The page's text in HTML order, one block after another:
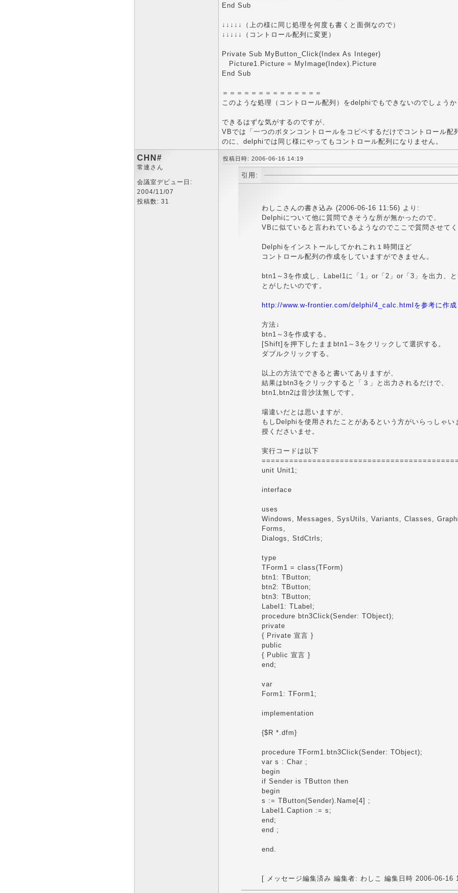
End Sub
↓↓↓↓↓（上の様に同じ処理を何度も書くと面倒なので）
↓↓↓↓↓（コントロール配列に変更）
Private Sub MyButton_Click(Index As Integer)
Picture1.Picture = MyImage(Index).Picture
End Sub
＝＝＝＝＝＝＝＝＝＝＝＝＝＝
このような処理（コントロール配列）をdelphiでもできないのでしょうか
できるはずな気がするのですが、
VBでは「一つのボタンコントロールをコピペするだけでコントロール配
のに、delphiでは同じ様にやってもコントロール配列になりません。
CHN#
常連さん
会議室デビュー日:
2004/11/07
投稿数: 31
投稿日時: 2006-06-16 14:19
引用:
わしこさんの書き込み (2006-06-16 11:56) より:
Delphiについて他に質問できそうな所が無かったので、
VBに似ていると言われているようなのでここで質問させて
Delphiをインストールしてかれこれ１時間ほど
コントロール配列の作成をしていますができません。
btn1～3を作成し、Label1に「1」or「2」or「3」を出力、と
とがしたいのです。
http://www.w-frontier.com/delphi/4_calc.htmlを参考に作成
方法↓
btn1～3を作成する。
[Shift]を押下したままbtn1～3をクリックして選択する。
ダブルクリックする。
以上の方法でできると書いてありますが、
結果はbtn3をクリックすると「３」と出力されるだけで、
btn1,btn2は音沙汰無しです。
場違いだとは思いますが、
もしDelphiを使用されたことがあるという方がいらっしゃい
授くださいませ。
実行コードは以下
===========================================
unit Unit1;
interface
uses
Windows, Messages, SysUtils, Variants, Classes,
Forms,
Dialogs, StdCtrls;
type
TForm1 = class(TForm)
btn1: TButton;
btn2: TButton;
btn3: TButton;
Label1: TLabel;
procedure btn3Click(Sender: TObject);
private
{ Private 宣言 }
public
{ Public 宣言 }
end;
var
Form1: TForm1;
implementation
{$R *.dfm}
procedure TForm1.btn3Click(Sender: TObject);
var s : Char ;
begin
if Sender is TButton then
begin
s := TButton(Sender).Name[4] ;
Label1.Caption := s;
end;
end ;
end.
[ メッセージ編集済み 編集者: わしこ 編集日時 2006-06-16